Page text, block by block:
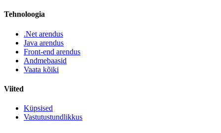
Tehnoloogia
.Net arendus
Java arendus
Front-end arendus
Andmebaasid
Vaata kõiki
Viited
Küpsised
Vastutustundlikkus